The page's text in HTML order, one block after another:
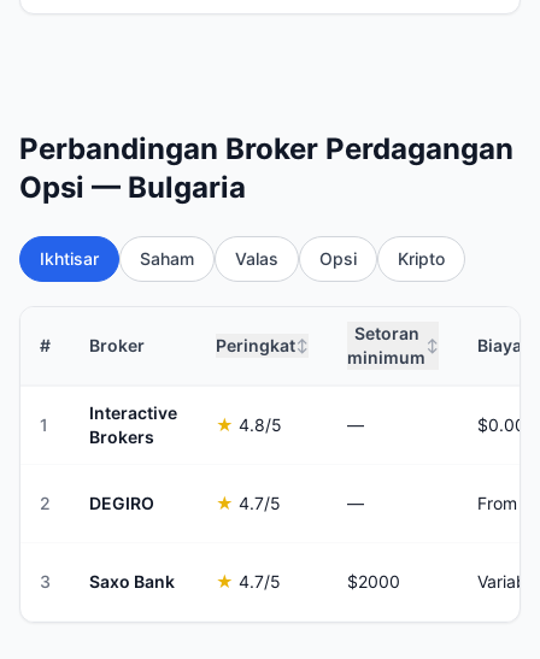
Perbandingan Broker Perdagangan
Opsi — Bulgaria
Ikhtisar Saham Valas Opsi Kripto
# Broker Peringkat↕
Setoran
minimum
↕ Biaya
1
Interactive
Brokers
★ 4.8/5 —
2 DEGIRO ★ 4.7/5 — From
3 Saxo Bank ★ 4.7/5 $2000 Variable